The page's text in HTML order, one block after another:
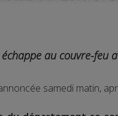
au couvre-feu
samedi matin,